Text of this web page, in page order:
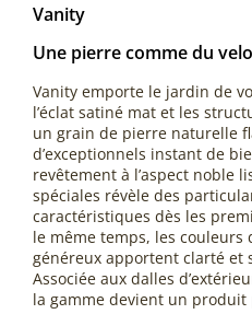
Vanity
Une pierre comme du
Vanity emporte le jardin de
l’éclat satiné mat et les
un grain de pierre naturelle
d’exceptionnels instant de
revêtement à l’aspect noble
spéciales révèle des
caractéristiques dès les
le même temps, les couleurs
généreux apportent clarté et
Associée aux dalles
la gamme devient un